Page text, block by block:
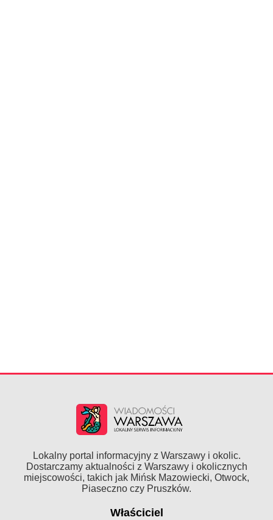
Lokalny portal informacyjny z Warszawy i okolic.
Dostarczamy aktualności z Warszawy i okolicznych
miejscowości, takich jak Mińsk Mazowiecki, Otwock,
Piaseczno czy Pruszków.
Właściciel